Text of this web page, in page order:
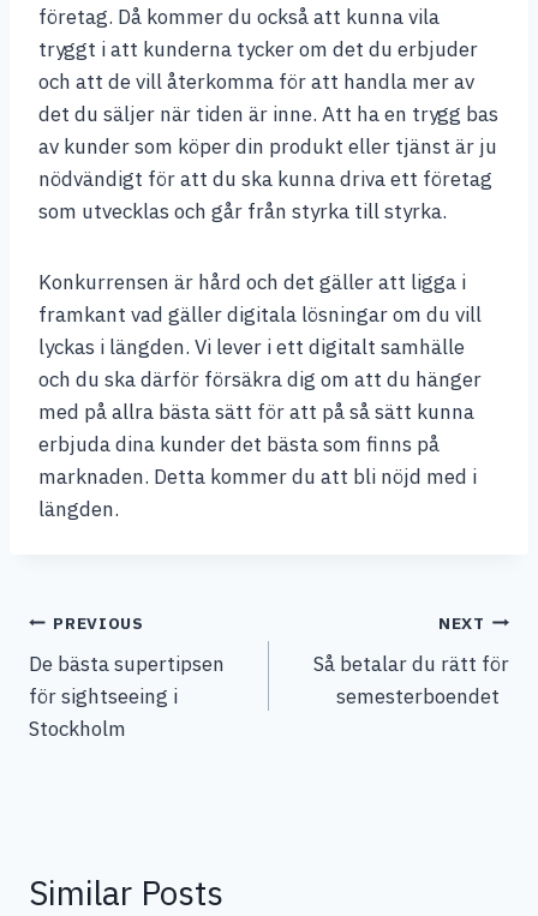
företag. Då kommer du också att kunna vila
tryggt i att kunderna tycker om det du erbjuder
och att de vill återkomma för att handla mer av
det du säljer när tiden är inne. Att ha en trygg bas
av kunder som köper din produkt eller tjänst är ju
nödvändigt för att du ska kunna driva ett företag
som utvecklas och går från styrka till styrka.
Konkurrensen är hård och det gäller att ligga i
framkant vad gäller digitala lösningar om du vill
lyckas i längden. Vi lever i ett digitalt samhälle
och du ska därför försäkra dig om att du hänger
med på allra bästa sätt för att på så sätt kunna
erbjuda dina kunder det bästa som finns på
marknaden. Detta kommer du att bli nöjd med i
längden.
Post
navigation
PREVIOUS
De bästa supertipsen
för sightseeing i
Stockholm
NEXT
Så betalar du rätt för
semesterboendet
Similar Posts